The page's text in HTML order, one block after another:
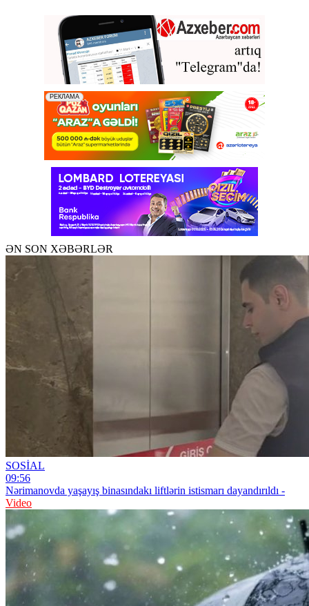
ƏN SON XƏBƏRLƏR
SOSİAL
09:56
Nərimanovda yaşayış binasındakı liftlərin istismarı dayandırıldı -
Video